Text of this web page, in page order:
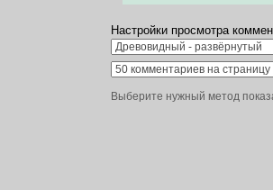
Настройки просмотра
Выберите нужный метод